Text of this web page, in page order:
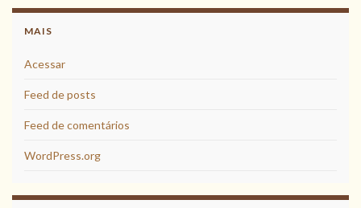
MAIS
Acessar
Feed de posts
Feed de comentários
WordPress.org